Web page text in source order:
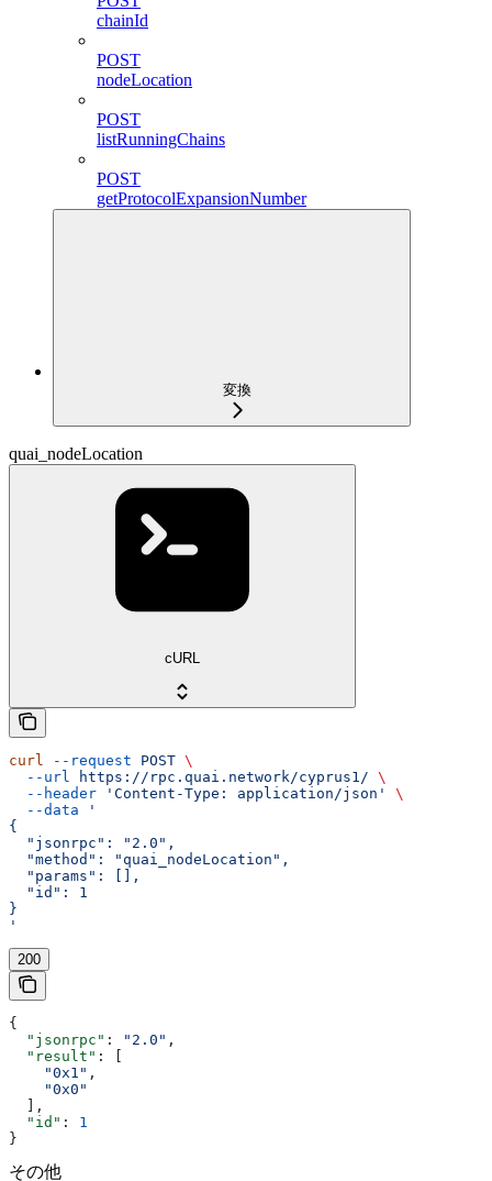
chainId
POST
nodeLocation
POST
listRunningChains
POST
getProtocolExpansionNumber
変換
quai_nodeLocation
cURL
curl --request POST \
  --url
https://rpc.quai.network/cyprus1/ \
  --header
'Content-Type: application/json'
\
  --data
'
{
  "jsonrpc": "2.0",
  "method": "quai_nodeLocation",
  "params": [],
  "id": 1
}
'
200
{
  "jsonrpc"
: "2.0" ,
  "result"
: [
    "0x1"
,
    "0x0"
  ],
  "id"
: 1
}
その他